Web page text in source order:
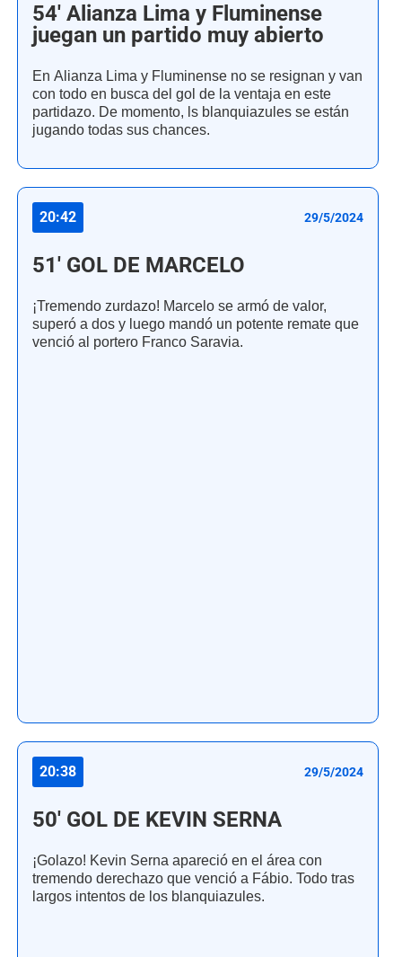
54' Alianza Lima y Fluminense
juegan un partido muy abierto
En Alianza Lima y Fluminense no se resignan y van
con todo en busca del gol de la ventaja en este
partidazo. De momento, ls blanquiazules se están
jugando todas sus chances.
20:42 29/5/2024
51' GOL DE MARCELO
¡Tremendo zurdazo! Marcelo se armó de valor,
superó a dos y luego mandó un potente remate que
venció al portero Franco Saravia.
20:38 29/5/2024
50' GOL DE KEVIN SERNA
¡Golazo! Kevin Serna apareció en el área con
tremendo derechazo que venció a Fábio. Todo tras
largos intentos de los blanquiazules.